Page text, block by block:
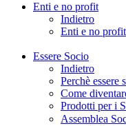
Enti e no profit
Indietro
Enti e no profit
Essere Socio
Indietro
Perchè essere
Come
Prodotti per i
Assemblea